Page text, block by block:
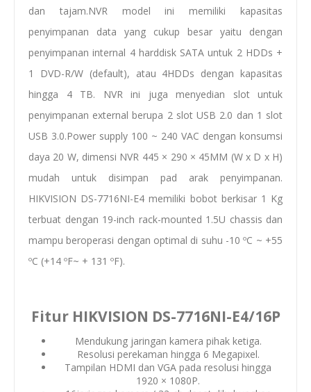
dan tajam.NVR model ini memiliki kapasitas
penyimpanan data yang cukup besar yaitu dengan
penyimpanan internal 4 harddisk SATA untuk 2 HDDs +
1 DVD-R/W (default), atau 4HDDs dengan kapasitas
hingga 4 TB. NVR ini juga menyedian slot untuk
penyimpanan external berupa 2 slot USB 2.0 dan 1 slot
USB 3.0.Power supply 100 ~ 240 VAC dengan konsumsi
daya 20 W, dimensi NVR 445 × 290 × 45MM (W x D x H)
mudah untuk disimpan pad arak penyimpanan.
HIKVISION DS-7716NI-E4 memiliki bobot berkisar 1 Kg
terbuat dengan 19-inch rack-mounted 1.5U chassis dan
mampu beroperasi dengan optimal di suhu -10 ºC ~ +55
ºC (+14 ºF~ + 131 ºF).
Fitur HIKVISION DS-7716NI-E4/16P
Mendukung jaringan kamera pihak ketiga.
Resolusi perekaman hingga 6 Megapixel.
Tampilan HDMI dan VGA pada resolusi hingga
1920 × 1080P.